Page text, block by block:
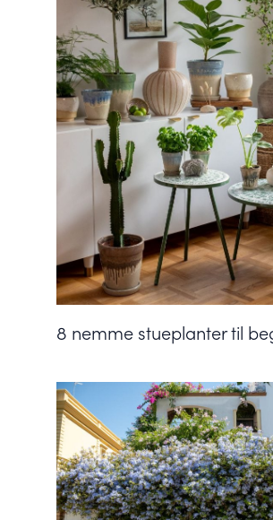
8 nemme stueplanter til